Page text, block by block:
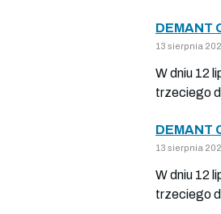
DEMANT
13 sierpnia
W dniu 12
trzeciego
DEMANT
13 sierpnia
W dniu 12
trzeciego